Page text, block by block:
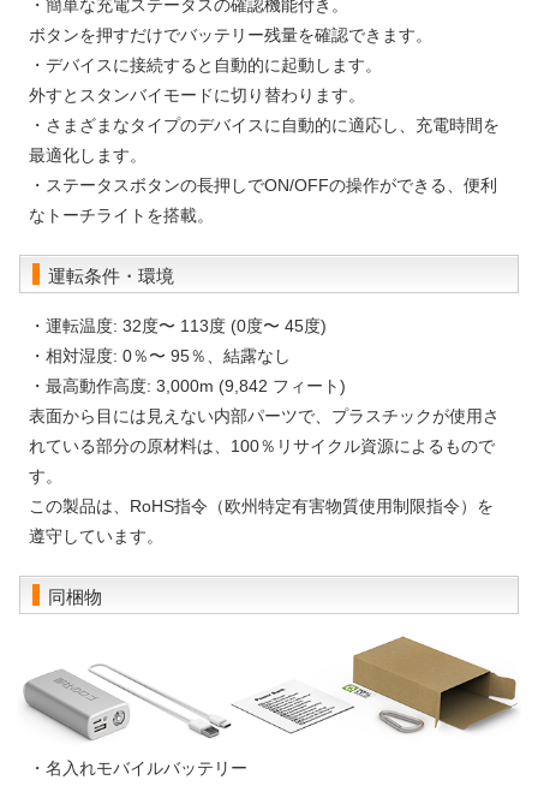
・簡単な充電ステータスの確認機能付き。
ボタンを押すだけでバッテリー残量を確認できます。
・デバイスに接続すると自動的に起動します。
外すとスタンバイモードに切り替わります。
・さまざまなタイプのデバイスに自動的に適応し、充電時間を
最適化します。
・ステータスボタンの長押しでON/OFFの操作ができる、便利
なトーチライトを搭載。
運転条件・環境
・運転温度: 32度〜 113度 (0度〜 45度)
・相対湿度: 0％〜 95％、結露なし
・最高動作高度: 3,000m (9,842 フィート)
表面から目には見えない内部パーツで、プラスチックが使用さ
れている部分の原材料は、100％リサイクル資源によるもので
す。
この製品は、RoHS指令（欧州特定有害物質使用制限指令）を
遵守しています。
同梱物
・名入れモバイルバッテリー